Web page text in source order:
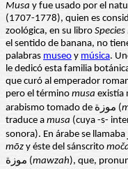
Musa y fue usado por el
(1707-1778), quien es
zoológica, en su libro
el sentido de banana, no
palabras museo y música.
le dedicó esta familia
que curó al emperador
pero el término musa existía
arabismo tomado de موزة (
traduce a musa (cuya -s-
mōz y éste del sánscrito
موزة (mawzah), que,